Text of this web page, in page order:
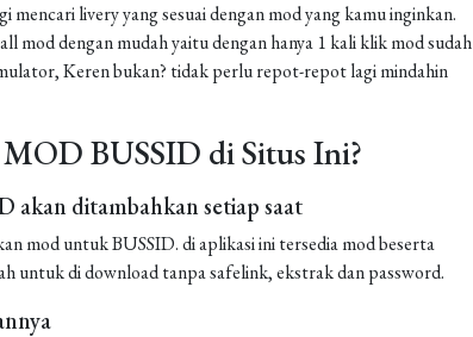
livery yang sesuai dengan mod yang kamu inginkan.
mod dengan mudah yaitu dengan hanya 1 kali klik mod sudah
Keren bukan? tidak perlu repot-repot lagi mindahin
BUSSID di Situs Ini?
akan ditambahkan setiap saat
mod untuk BUSSID. di aplikasi ini tersedia mod beserta
untuk di download tanpa safelink, ekstrak dan password.